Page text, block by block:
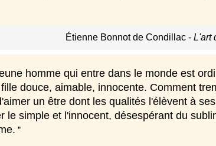
Étienne Bonnot de Condillac- L'art
homme qui entre dans le monde est
douce, aimable, innocente. Comment
un être dont les qualités l'élèvent à
le simple et l'innocent, désespérant du